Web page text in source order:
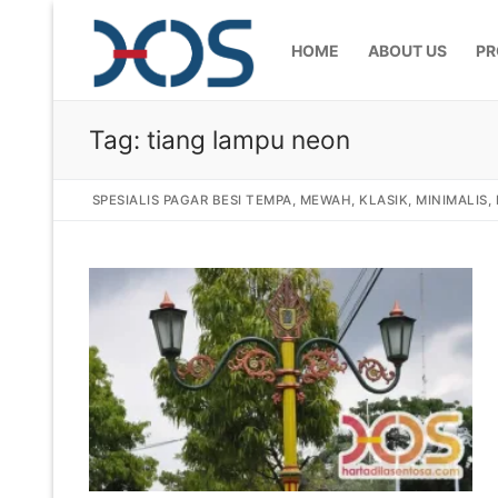
HOME ABOUT US
Home
About Us
Products
Pagar Besi
Railing
Gallery
Gallery
Articles
Tag: tiang lampu neon
SPESIALIS PAGAR BESI TEMPA, MEWAH, KLASIK, MINIMALIS,